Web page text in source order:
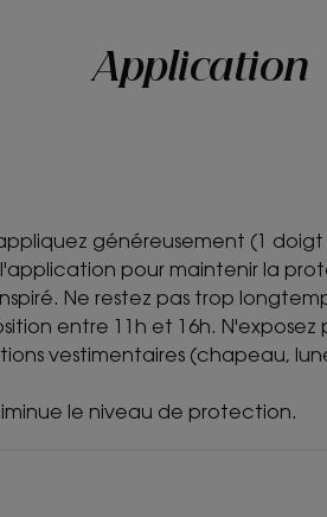
Application
généreusement (1
pour maintenir la
Ne restez pas trop
entre 11h et 16h.
vestimentaires (chapeau,
le niveau de protection.